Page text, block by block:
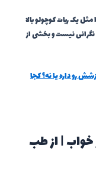
یک ربات کوچولو بالا
نیست و بخشی از
رو داره یا نه؟ کجا
| از طب